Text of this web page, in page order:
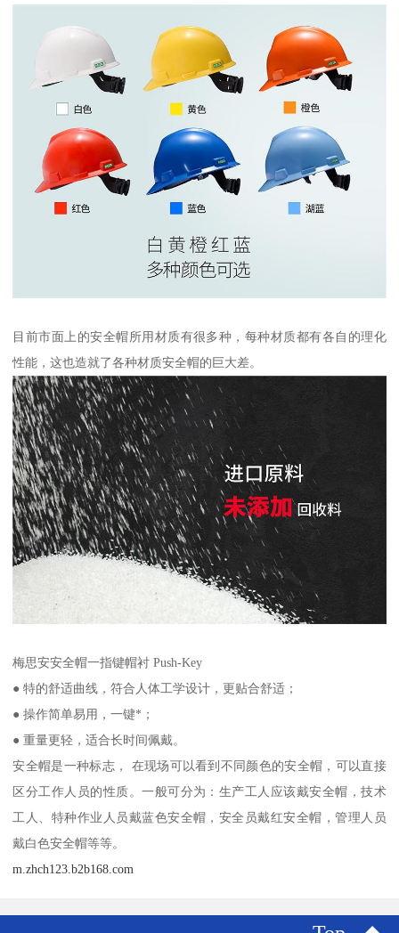
目前市面上的安全帽所用材质有很多种，每种材质都有各自的理化
性能，这也造就了各种材质安全帽的巨大差。
梅思安安全帽一指键帽衬 Push-Key
● 特的舒适曲线，符合人体工学设计，更贴合舒适；
● 操作简单易用，一键*；
● 重量更轻，适合长时间佩戴。
安全帽是一种标志， 在现场可以看到不同颜色的安全帽，可以直接
区分工作人员的性质。一般可分为：生产工人应该戴安全帽，技术
工人、特种作业人员戴蓝色安全帽，安全员戴红安全帽，管理人员
戴白色安全帽等等。
m.zhch123.b2b168.com